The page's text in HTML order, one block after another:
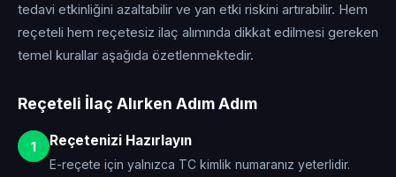
tedavi etkinliğini azaltabilir ve yan etki riskini artırabilir. Hem
reçeteli hem reçetesiz ilaç alımında dikkat edilmesi gereken
temel kurallar aşağıda özetlenmektedir.
Reçeteli İlaç Alırken Adım Adım
1 Reçetenizi Hazırlayın
E-reçete için yalnızca TC kimlik numaranız yeterlidir.